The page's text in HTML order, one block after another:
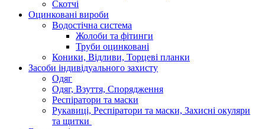
Скотчі
Оцинковані вироби
Водостічна система
Жолоби та фітинги
Труби оцинковані
Коники, Відливи, Торцеві планки
Засоби індивідуального захисту
Одяг
Одяг, Взуття, Спорядження
Респіратори та маски
Рукавиці, Респіратори та маски, Захисні окуляри
та щитки